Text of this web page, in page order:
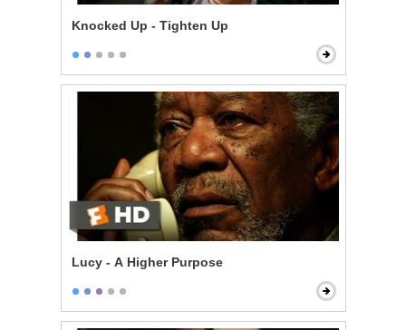
Knocked Up - Tighten Up
Lucy - A Higher Purpose